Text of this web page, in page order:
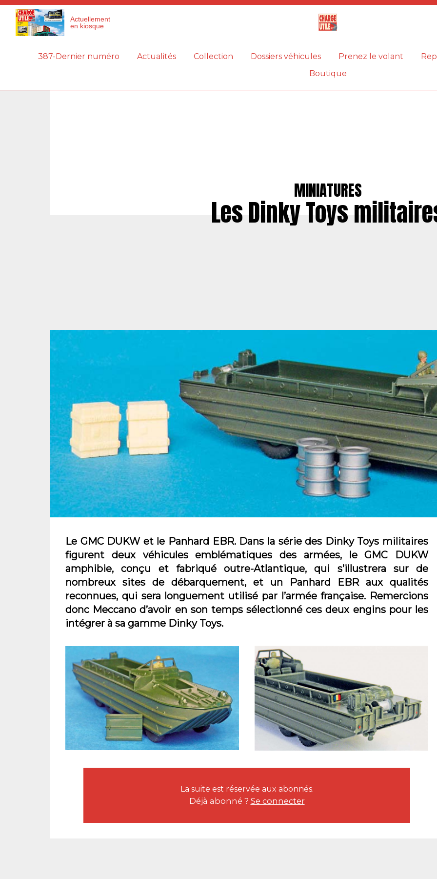
Actuellement
en kiosque
387-Dernier numéro Actualités Collection Dossiers véhicules Prenez le volant
Boutique
MINIATURES
Les Dinky Toys
Le GMC DUKW et le Panhard EBR. Dans la série des Dinky Toys militaires
figurent deux véhicules emblématiques des armées, le GMC DUKW
amphibie, conçu et fabriqué outre-Atlantique, qui s’illustrera sur de
nombreux sites de débarquement, et un Panhard EBR aux qualités
reconnues, qui sera longuement utilisé par l’armée française. Remercions
donc Meccano d’avoir en son temps sélectionné ces deux engins pour les
intégrer à sa gamme Dinky Toys.
La suite est réservée aux abonnés.
Déjà abonné ? Se connecter
Panneau de gestion des cookies